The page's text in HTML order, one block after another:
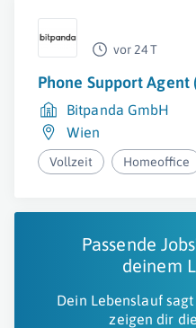
vor 24 T
Phone Support
Bitpanda GmbH
Wien
Vollzeit Homeoffice
Passende
deinem
Dein Lebenslauf
zeigen dir